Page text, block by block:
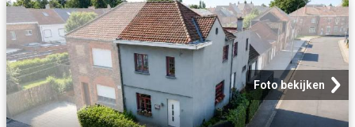
Foto bekijken